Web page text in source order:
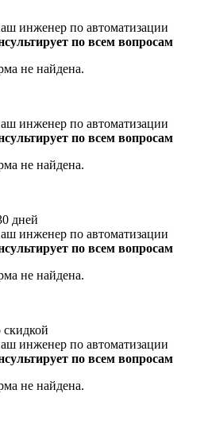
инженер по автоматизации
по всем вопросам
не найдена.
инженер по автоматизации
по всем вопросам
не найдена.
дней
инженер по автоматизации
по всем вопросам
не найдена.
инженер по автоматизации
по всем вопросам
не найдена.